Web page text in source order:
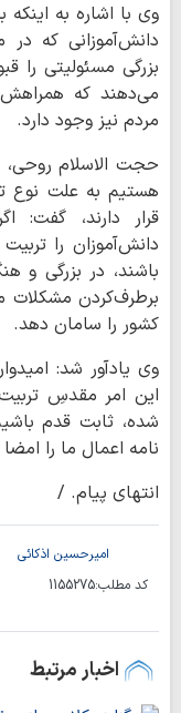
وی با اشاره به اینکه
دانش‌آموزانی که در
بزرگی مسئولیتی را
می‌دهند که
مردم نیز وجود دارد.
حجت الاسلام روحی،
هستیم به علت نوع
قرار دارند، گفت:
دانش‌آموزان را
باشند، در بزرگی و
برطرف‌کردن مشکلات
کشور را سامان دهد.
وی یادآور شد:
این امر مقدسِ
شده، ثابت قدم
نامه اعمال ما را
انتهای پیام. /
امیرحسین اذکائی
کد مطلب:1155275
اخبار مرتبط